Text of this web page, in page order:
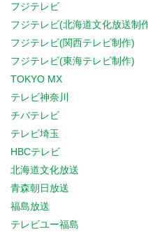
フジテレビ
フジテレビ(北海道文化放送制
フジテレビ(関西テレビ制作)
フジテレビ(東海テレビ制作)
TOKYO MX
テレビ神奈川
チバテレビ
テレビ埼玉
HBCテレビ
北海道文化放送
青森朝日放送
福島放送
テレビユー福島